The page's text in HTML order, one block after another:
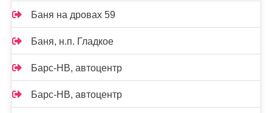
Баня на дровах 59
Баня, н.п. Гладкое
Барс-НВ, автоцентр
Барс-НВ, автоцентр